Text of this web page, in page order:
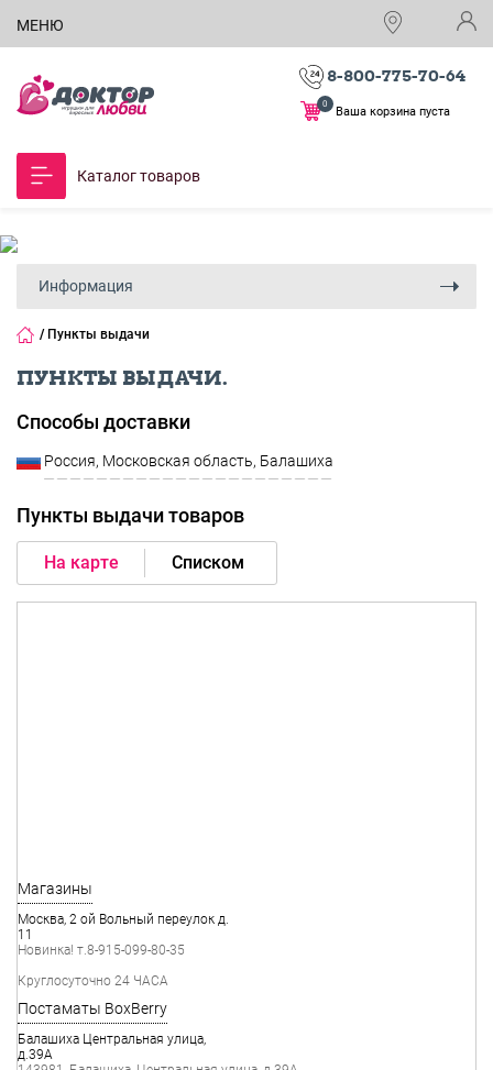
МЕНЮ
8-800-775-70-64
Ваша корзина пуста
0
Каталог товаров
Информация
/ Пункты выдачи
ПУНКТЫ ВЫДАЧИ.
Способы доставки
Пункты выдачи товаров
На карте Списком